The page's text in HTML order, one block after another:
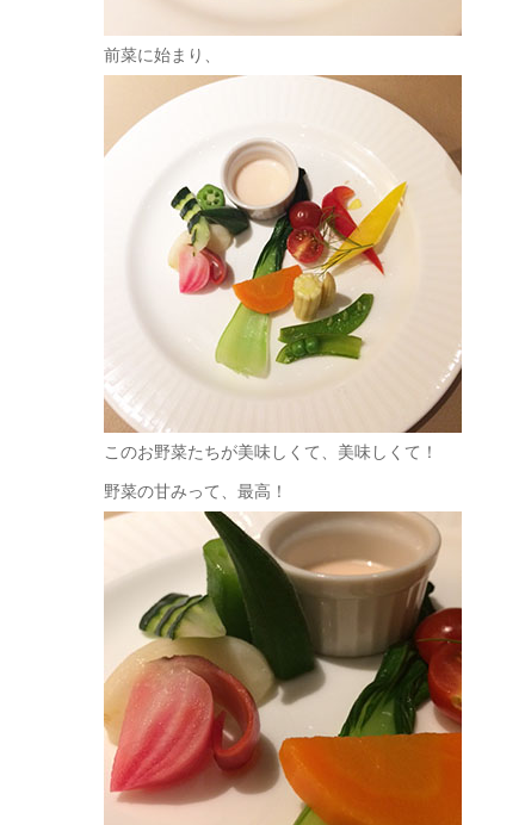
前菜に始まり、
このお野菜たちが美味しくて、美味しくて！
野菜の甘みって、最高！